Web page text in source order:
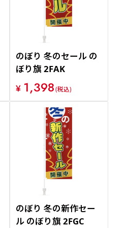
のぼり 冬のセール の
ぼり旗 2FAK
¥ 1,398(税込)
のぼり 冬の新作セー
ル のぼり旗 2FGC